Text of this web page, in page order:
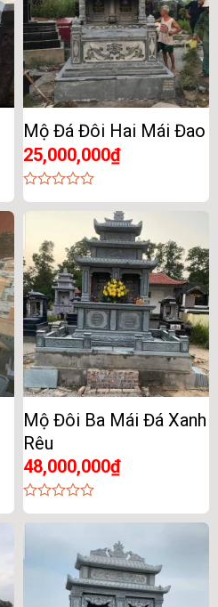
Mộ Đá Đôi Hai Mái Đao
25,000,000₫
0
Mộ Đôi Ba Mái Đá Xanh
Rêu
48,000,000₫
0
out